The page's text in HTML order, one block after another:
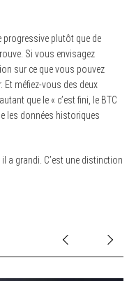
progressive plutôt que de
Si vous envisagez
sur ce que vous pouvez
Et méfiez-vous des deux
que le « c’est fini, le BTC
les données historiques
il a grandi. C’est une distinction